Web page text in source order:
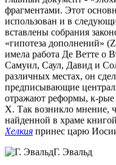
фрагментами. Этот
использован и в
вставлены собрания
«гипотеза дополнений»
имела работа Де Ветте о
Самуил, Саул, Давид и
различных местах, он
предписывающие
отражают реформы, к-рые
Х. Так возникло мнение,
найденной в храме
Хелкия принес царю
Г. Эвальд